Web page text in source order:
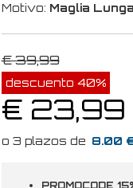
Motivo: Maglia Lunga
€ 39,99
descuento 40%
€ 23,99
8.00
PROMOCODE